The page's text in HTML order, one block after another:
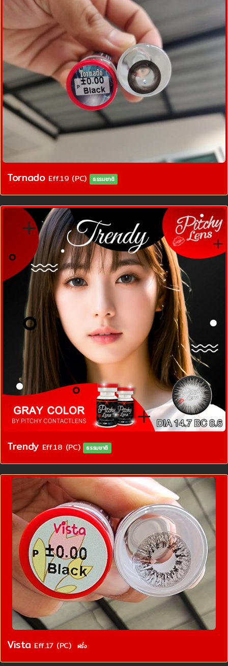
Tornado Eff.19 (PC) ธรรมชาติ
Trendy Eff.18 (PC) ธรรมชาติ
Vista Eff.17 (PC) ฝรั่ง